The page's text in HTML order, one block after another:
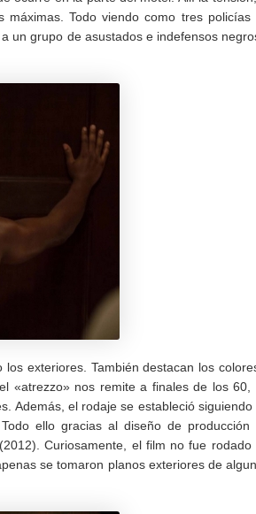
Todo viendo como tres policías
un grupo de asustados e indefensos
los exteriores. También destacan los
«atrezzo» nos remite a finales de los 60,
Además, el rodaje se estableció siguiendo
ello gracias al diseño de producción
(2012). Curiosamente, el film no fue rodado
se tomaron planos exteriores de